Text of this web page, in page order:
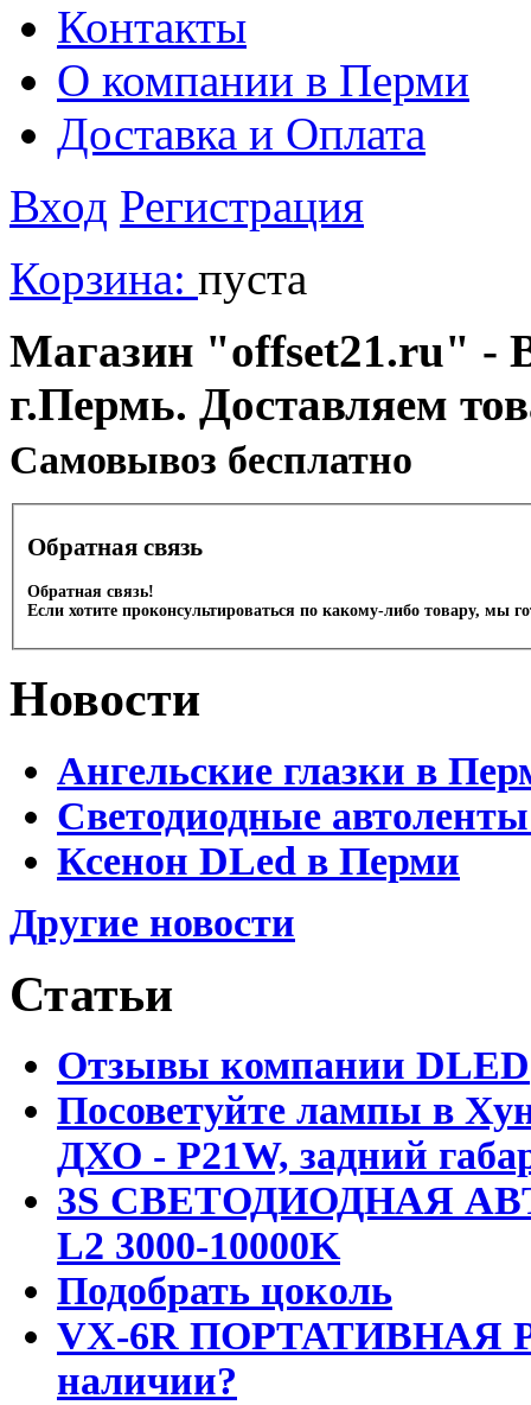
Контакты
О компании в Перми
Доставка и Оплата
Вход Регистрация
Корзина: пуста
Магазин "offset21.ru" -
г.Пермь. Доставляем
Cамовывоз бесплатно
Обратная связь
Обратная связь!
Если хотите проконсультироваться по какому-либо товару, мы
Новости
Ангельские глазки в
Светодиодные
Ксенон DLed в Перми
Другие новости
Статьи
Отзывы компании DLED
Посоветуйте лампы в
ДХО - P21W, задний
3S СВЕТОДИОДНАЯ
L2 3000-10000K
Подобрать цоколь
VX-6R ПОРТАТИВНАЯ
наличии?